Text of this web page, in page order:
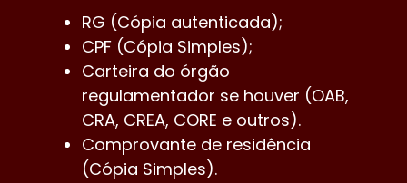
RG (Cópia autenticada);
CPF (Cópia Simples);
Carteira do órgão
regulamentador se houver (OAB,
CRA, CREA, CORE e outros).
Comprovante de residência
(Cópia Simples).